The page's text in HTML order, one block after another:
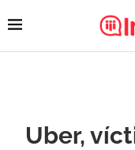
Uber,